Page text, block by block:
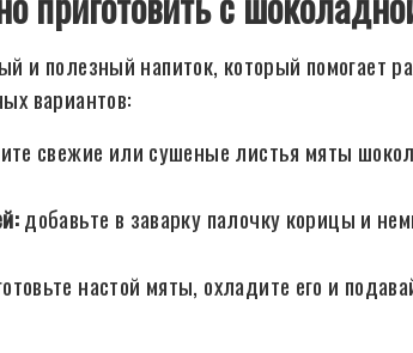
и полезный напиток, который помогает
вариантов:
свежие или сушеные листья мяты
добавьте в заварку палочку корицы и
настой мяты, охладите его и